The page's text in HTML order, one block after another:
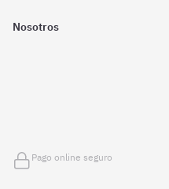
Nosotros
Pago online seguro